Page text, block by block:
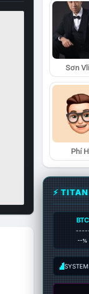
Sơn
Phí
⚡
BTC
--%